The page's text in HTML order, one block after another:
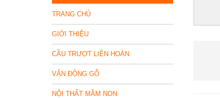
TRANG CHỦ
GIỚI THIỆU
CẦU TRƯỢT LIÊN HOÀN
VẬN ĐỘNG GỖ
NỘI THẤT MẦM NON